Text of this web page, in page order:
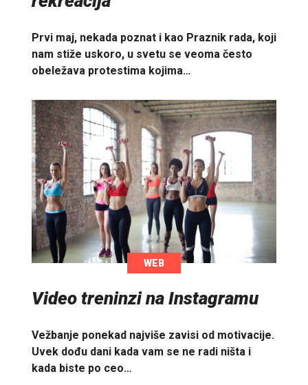
Prvi maj, nekada poznat i kao Praznik rada, koji
nam stiže uskoro, u svetu se veoma često
obeležava protestima kojima…
WEB
Video treninzi na Instagramu
Vežbanje ponekad najviše zavisi od motivacije.
Uvek dođu dani kada vam se ne radi ništa i
kada biste po ceo…